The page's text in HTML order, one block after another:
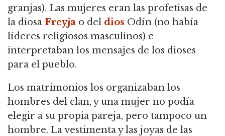
granjas). Las mujeres eran las profetisas de
la diosa Freyja o del dios Odín (no había
líderes religiosos masculinos) e
interpretaban los mensajes de los dioses
para el pueblo.
Los matrimonios los organizaban los
hombres del clan, y una mujer no podía
elegir a su propia pareja, pero tampoco un
hombre. La vestimenta y las joyas de las